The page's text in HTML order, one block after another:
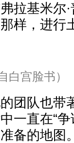
拉基米尔
样，进行
白宫脸书）
团队也带
一直在“
备的地图